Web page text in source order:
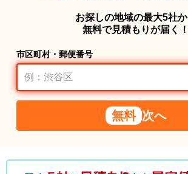
お探しの地域の最大5社
無料で見積もりが届く！
市区町村・郵便番号
無料 次へ